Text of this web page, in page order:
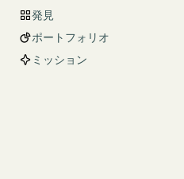
発見
ポートフォリオ
ミッション